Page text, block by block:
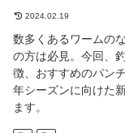
2024.02.19
数多くあるワームの
の方は必見。今回、
徴、おすすめのパン
年シーズンに向けた
ます。